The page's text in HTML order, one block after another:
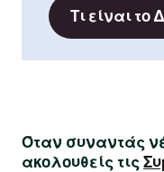
Τι είναι το
Όταν συναντάς
ακολουθείς τις